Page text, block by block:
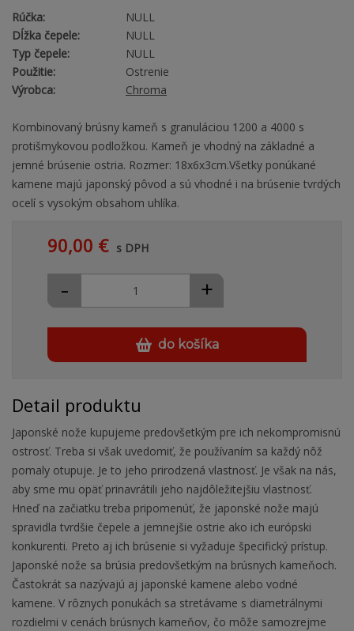
Rúčka:
NULL
Dĺžka čepele:
NULL
Typ čepele:
NULL
Použitie:
Ostrenie
Výrobca:
Chroma
Kombinovaný brúsny kameň s granuláciou 1200 a 4000 s
protišmykovou podložkou. Kameň je vhodný na základné a
jemné brúsenie ostria. Rozmer: 18x6x3cm.Všetky ponúkané
kamene majú japonský pôvod a sú vhodné i na brúsenie tvrdých
ocelí s vysokým obsahom uhlíka.
90,00 € s DPH
+
-
do košíka
Detail produktu
Japonské nože kupujeme predovšetkým pre ich nekompromisnú
ostrosť. Treba si však uvedomiť, že používaním sa každý nôž
pomaly otupuje. Je to jeho prirodzená vlastnosť. Je však na nás,
aby sme mu opäť prinavrátili jeho najdôležitejšiu vlastnosť.
Hneď na začiatku treba pripomenúť, že japonské nože majú
spravidla tvrdšie čepele a jemnejšie ostrie ako ich európski
konkurenti. Preto aj ich brúsenie si vyžaduje špecifický prístup.
Japonské nože sa brúsia predovšetkým na brúsnych kameňoch.
Častokrát sa nazývajú aj japonské kamene alebo vodné
kamene. V rôznych ponukách sa stretávame s diametrálnymi
rozdielmi v cenách brúsnych kameňov, čo môže samozrejme